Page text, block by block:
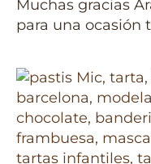
Muchas gracias
para una ocasión